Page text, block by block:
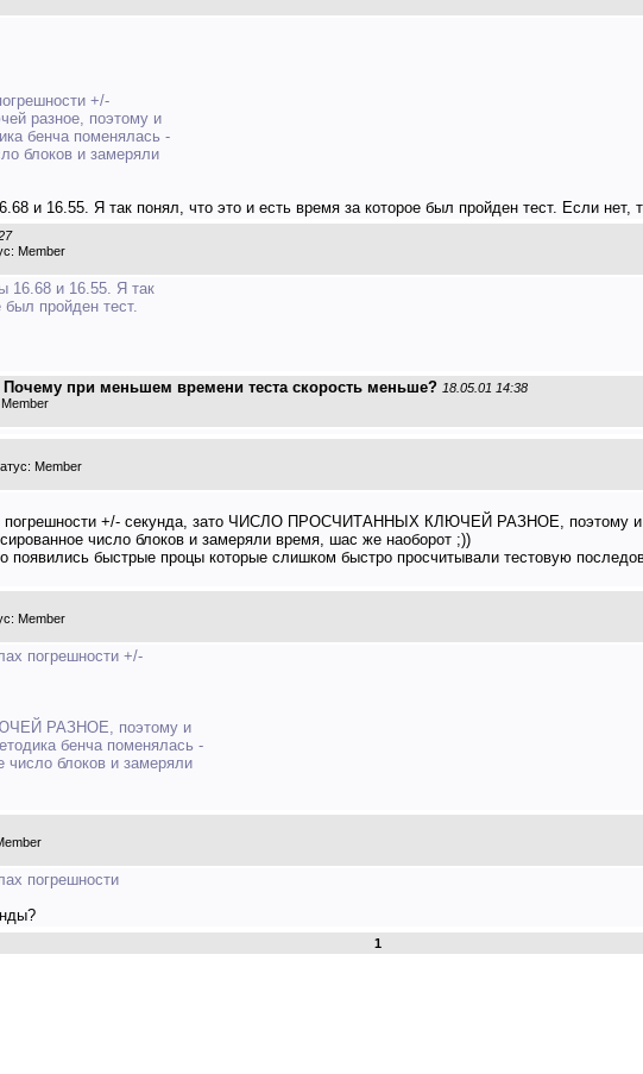
+/-
разное, поэтому и
бенча поменялась -
блоков и замеряли
и 16.55. Я так понял, что это и есть время за которое был пройден тест. Если нет,
Member
16.68 и 16.55. Я так
был пройден тест.
при меньшем времени теста скорость меньше? 18.05.01 14:38
Member
погрешности +/- секунда, зато ЧИСЛО ПРОСЧИТАННЫХ КЛЮЧЕЙ РАЗНОЕ, поэтому и
число блоков и замеряли время, шас же наоборот ;))
появились быстрые процы которые слишком быстро просчитывали тестовую
Member
погрешности +/-
РАЗНОЕ, поэтому и
бенча поменялась -
число блоков и замеряли
погрешности
1